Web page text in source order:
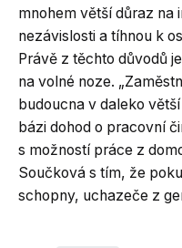
mnohem větší důraz na
nezávislosti a tíhnou k
Právě z těchto důvodů
na volné noze.
budoucna v daleko
bázi dohod o pracovní
s možností práce z
Součková s tím, že
schopny, uchazeče z